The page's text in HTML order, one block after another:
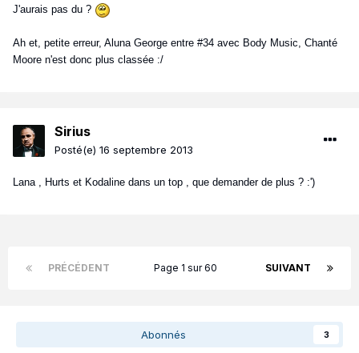
J'aurais pas du ?
Ah et, petite erreur, Aluna George entre #34 avec Body Music, Chanté
Moore n'est donc plus classée :/
Sirius
Posté(e) 16 septembre 2013
Lana , Hurts et Kodaline dans un top , que demander de plus ? :')
PRÉCÉDENT SUIVANT
Page 1 sur 60
Abonnés 3